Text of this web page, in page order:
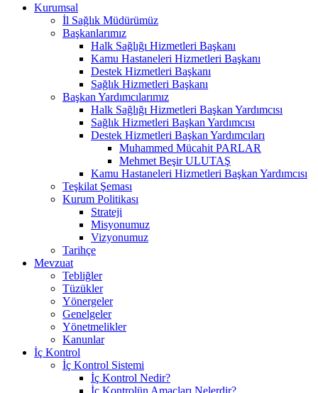
Kurumsal
İl Sağlık Müdürümüz
Başkanlarımız
Halk Sağlığı Hizmetleri Başkanı
Kamu Hastaneleri Hizmetleri Başkanı
Destek Hizmetleri Başkanı
Sağlık Hizmetleri Başkanı
Başkan Yardımcılarımız
Halk Sağlığı Hizmetleri Başkan Yardımcısı
Sağlık Hizmetleri Başkan Yardımcısı
Destek Hizmetleri Başkan Yardımcıları
Muhammed Mücahit PARLAR
Mehmet Beşir ULUTAŞ
Kamu Hastaneleri Hizmetleri Başkan Yardımcısı
Teşkilat Şeması
Kurum Politikası
Strateji
Misyonumuz
Vizyonumuz
Tarihçe
Mevzuat
Tebliğler
Tüzükler
Yönergeler
Genelgeler
Yönetmelikler
Kanunlar
İç Kontrol
İç Kontrol Sistemi
İç Kontrol Nedir?
İç Kontrolün Amaçları Nelerdir?